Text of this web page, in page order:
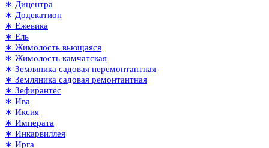
∗ Дицентра
∗ Додекатион
∗ Ежевика
∗ Ель
∗ Жимолость вьющаяся
∗ Жимолость камчатская
∗ Земляника садовая неремонтантная
∗ Земляника садовая ремонтантная
∗ Зефирантес
∗ Ива
∗ Иксия
∗ Императа
∗ Инкарвиллея
∗ Ирга